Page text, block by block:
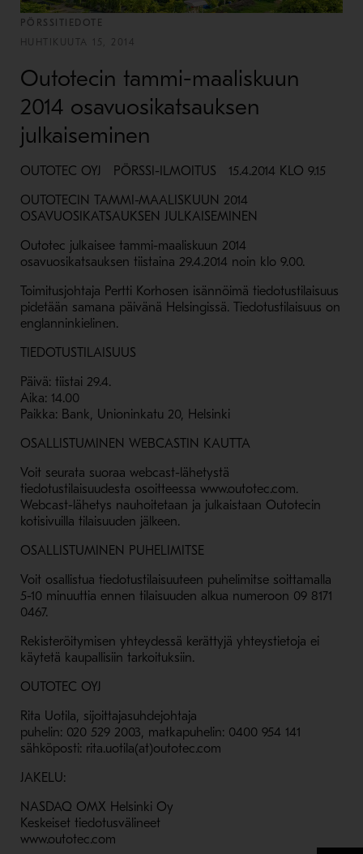
PÖRSSITIEDOTE
HUHTIKUUTA 15, 2014
Outotecin tammi-maaliskuun
2014 osavuosikatsauksen
julkaiseminen
OUTOTEC OYJ PÖRSSI-ILMOITUS 15.4.2014 KLO 9.15
OUTOTECIN TAMMI-MAALISKUUN 2014
OSAVUOSIKATSAUKSEN JULKAISEMINEN
Outotec julkaisee tammi-maaliskuun 2014
osavuosikatsauksen tiistaina 29.4.2014 noin klo 9.00.
Toimitusjohtaja Pertti Korhosen isännöimä tiedotustilaisuus
pidetään samana päivänä Helsingissä. Tiedotustilaisuus on
englanninkielinen.
TIEDOTUSTILAISUUS
Päivä: tiistai 29.4.
Aika: 14.00
Paikka: Bank, Unioninkatu 20, Helsinki
OSALLISTUMINEN WEBCASTIN KAUTTA
Voit seurata suoraa webcast-lähetystä
tiedotustilaisuudesta osoitteessa www.outotec.com.
Webcast-lähetys nauhoitetaan ja julkaistaan Outotecin
kotisivuilla tilaisuuden jälkeen.
OSALLISTUMINEN PUHELIMITSE
Voit osallistua tiedotustilaisuuteen puhelimitse soittamalla
5-10 minuuttia ennen tilaisuuden alkua numeroon 09 8171
0467.
Rekisteröitymisen yhteydessä kerättyjä yhteystietoja ei
käytetä kaupallisiin tarkoituksiin.
OUTOTEC OYJ
Rita Uotila, sijoittajasuhdejohtaja
puhelin: 020 529 2003, matkapuhelin: 0400 954 141
sähköposti: rita.uotila(at)outotec.com
JAKELU:
NASDAQ OMX Helsinki Oy
Keskeiset tiedotusvälineet
www.outotec.com